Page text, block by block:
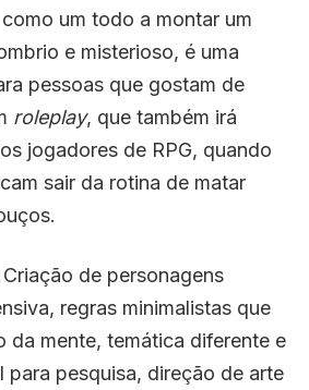
um todo a montar um
e misterioso, é uma
pessoas que gostam de
roleplay, que também irá
jogadores de RPG, quando
sair da rotina de matar
Criação de personagens
regras minimalistas que
da mente, temática diferente e
para pesquisa, direção de arte